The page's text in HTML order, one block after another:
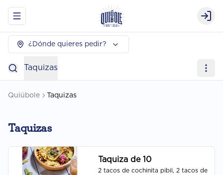
Abrir menu de navegación
¿Dónde quieres pedir?
Taquizas
Quiúbole Taquizas
Taquizas
Taquiza de 10
2 tacos de cochinita pibil, 2 tacos de